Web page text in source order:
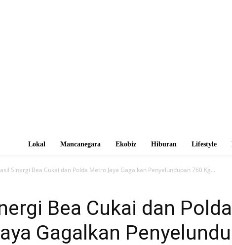
Lokal Mancanegara Ekobiz Hiburan Lifestyle
Sinergi Bea Cukai dan Polda Metro Jaya Gagalkan Penyelundupan 760 Kg...
Bea Cukai dan Polda
Gagalkan